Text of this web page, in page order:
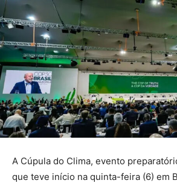
A Cúpula do Clima, evento
que teve início na quinta-feira (6) em